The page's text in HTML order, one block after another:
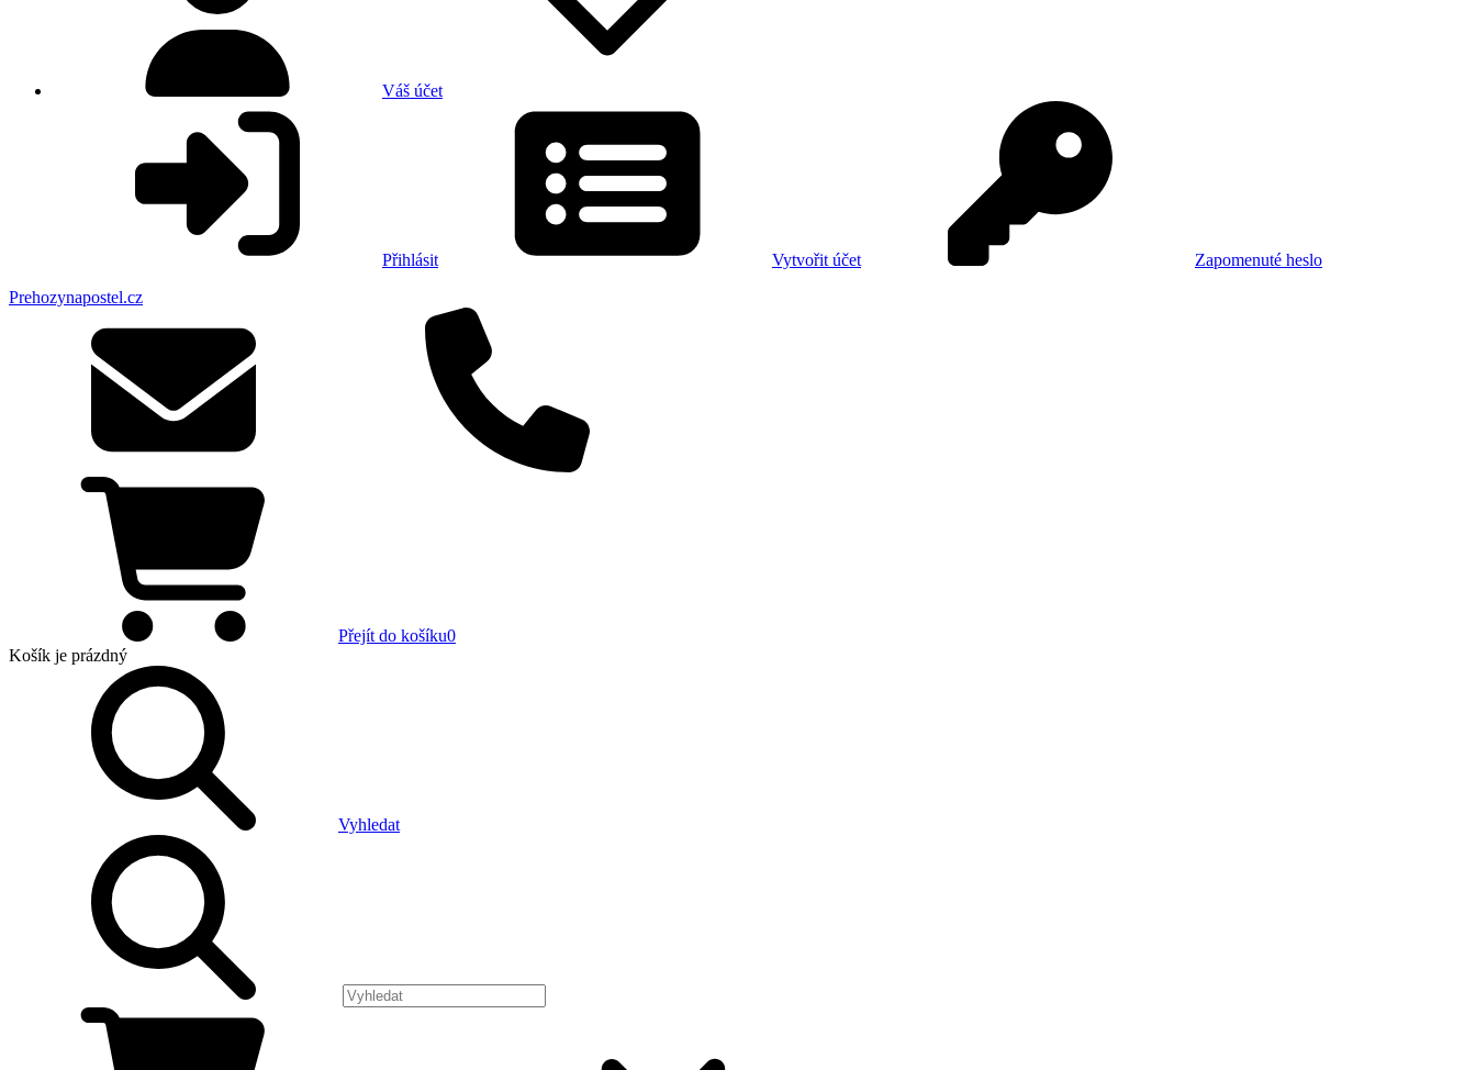
Váš účet
Přihlásit Vytvořit účet
Zapomenuté heslo
Prehozynapostel.cz
Přejít do košíku0
Košík je prázdný
Vyhledat